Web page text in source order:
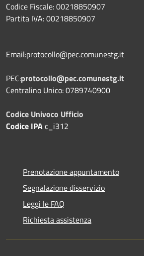
Codice Fiscale: 00218850907
Partita IVA: 00218850907
Email:protocollo@pec.comunestg.it
PEC:protocollo@pec.comunestg.it
Centralino Unico: 0789740900
Codice Univoco Ufficio
Codice IPAc_i312
Prenotazione appuntamento
Segnalazione disservizio
Leggi le FAQ
Richiesta assistenza